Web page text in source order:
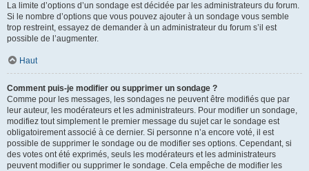
La limite d’options d’un sondage est décidée par les administrateurs du forum.
Si le nombre d’options que vous pouvez ajouter à un sondage vous semble
trop restreint, essayez de demander à un administrateur du forum s’il est
possible de l’augmenter.
Haut
Comment puis-je modifier ou supprimer un sondage ?
Comme pour les messages, les sondages ne peuvent être modifiés que par
leur auteur, les modérateurs et les administrateurs. Pour modifier un sondage,
modifiez tout simplement le premier message du sujet car le sondage est
obligatoirement associé à ce dernier. Si personne n’a encore voté, il est
possible de supprimer le sondage ou de modifier ses options. Cependant, si
des votes ont été exprimés, seuls les modérateurs et les administrateurs
peuvent modifier ou supprimer le sondage. Cela empêche de modifier les